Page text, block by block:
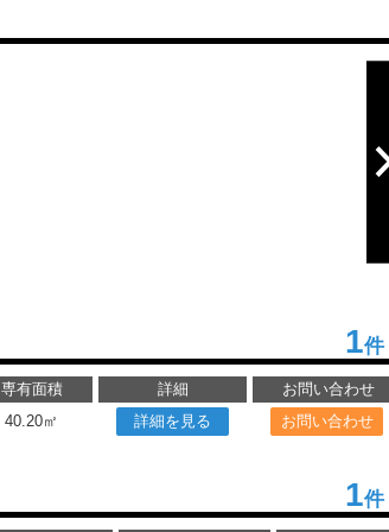
1件
専有面積 詳細
お問い合わせ
40.20㎡ 詳細を見る お問い合わせ
1件